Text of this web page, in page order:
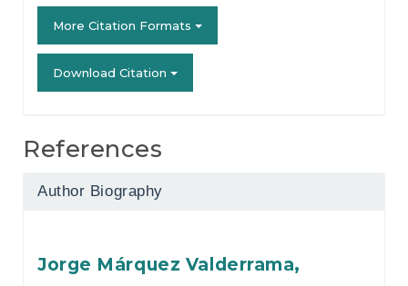
More Citation Formats
Download Citation
References
Author Biography
Jorge Márquez Valderrama,